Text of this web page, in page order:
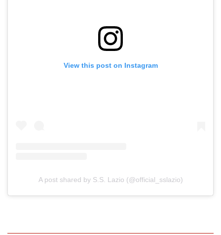
View this post on Instagram
A post shared by S.S. Lazio (@official_sslazio)